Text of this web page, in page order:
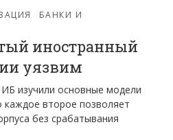
БАНКИ И
иностранный
уязвим
изучили основные модели
каждое второе позволяет
без срабатывания